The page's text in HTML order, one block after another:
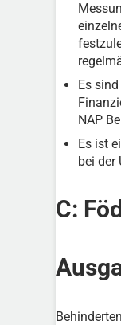
Es sind
NAP
Es ist
bei der
C: